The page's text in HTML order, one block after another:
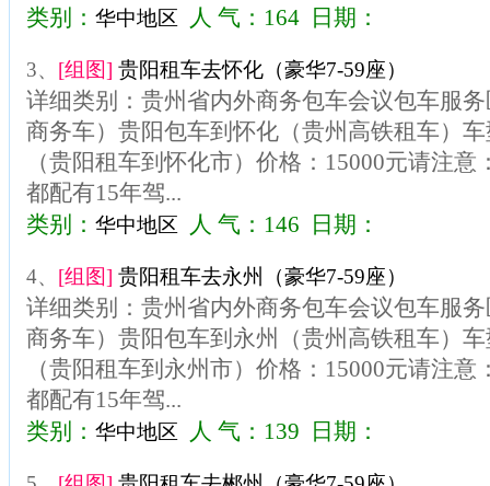
类别： 华中地区 人 气：164 日期：
3、 [组图] 贵阳租车去怀化（豪华7-59座）
详细类别：贵州省内外商务包车会议包车服
商务车）贵阳包车到怀化（贵州高铁租车）
（贵阳租车到怀化市）价格：15000元请注
都配有15年驾...
类别： 华中地区 人 气：146 日期：
4、 [组图] 贵阳租车去永州（豪华7-59座）
详细类别：贵州省内外商务包车会议包车服
商务车）贵阳包车到永州（贵州高铁租车）
（贵阳租车到永州市）价格：15000元请注
都配有15年驾...
类别： 华中地区 人 气：139 日期：